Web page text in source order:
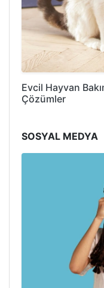
Evcil Hayvan
Çözümler
SOSYAL MEDYA